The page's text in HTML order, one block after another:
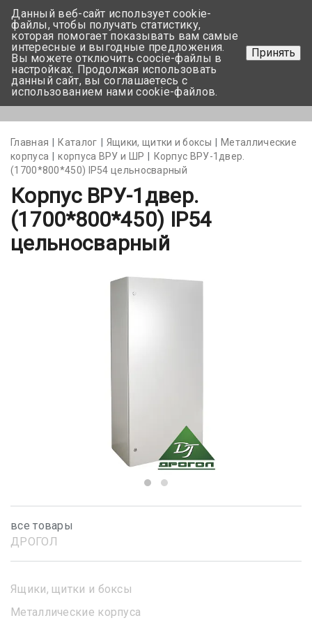
+375 17-350-99-56
+375 44-752-82-08
Задать вопрос
Главная Каталог Ящики, щитки и боксы
Металлические
корпуса
корпуса ВРУ и ШР
Корпус ВРУ-1двер.
(1700*800*450) IP54 цельносварный
Корпус ВРУ-1двер.
(1700*800*450) IP54
цельносварный
все товары
ДРОГОЛ
Ящики, щитки и боксы
Металлические корпуса
Данный веб-сайт использует cookie-
файлы, чтобы получать статистику,
которая помогает показывать вам самые
интересные и выгодные предложения.
Вы можете отключить coocie-файлы в
настройках. Продолжая использовать
данный сайт, вы соглашаетесь с
использованием нами cookie-файлов.
Принять